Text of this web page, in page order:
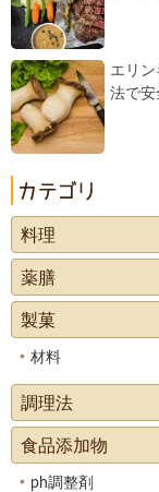
エリ
法で安
料理
薬膳
製菓
材料
調理法
食品添加物
ph調整剤